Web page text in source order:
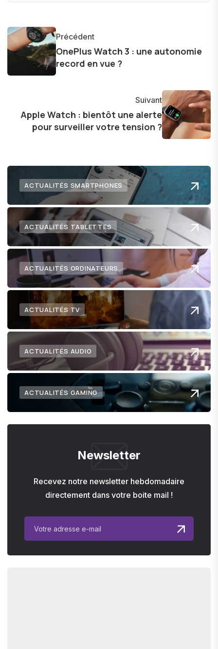
informations précises et pertinentes pour aider
les consommateurs à comprendre et à naviguer
dans le paysage technologique en constante
évolution.
Précédent
OnePlus Watch 3 : une autonomie
record en vue ?
Suivant
Apple Watch : bientôt une alerte
pour surveiller votre tension ?
ACTUALITÉS SMARTPHONES
ACTUALITÉS TABLETTES
ACTUALITÉS ORDINATEURS
ACTUALITÉS TV
ACTUALITÉS AUDIO
ACTUALITÉS GAMING
Newsletter
Recevez notre newsletter hebdomadaire
directement dans votre boite mail !